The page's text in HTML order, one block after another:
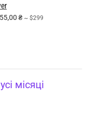
₴ ~ $299
місяці